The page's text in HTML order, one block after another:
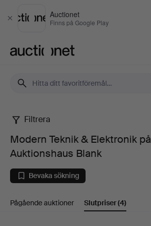
Stäng
Auctionet
Finns på Google Play
Modern
Teknik
&
Elektronik
Filtrera
Modern Teknik & Elektronik på
Auktionshaus Blank
Bevaka sökning
Pågående auktioner Slutpriser(4)